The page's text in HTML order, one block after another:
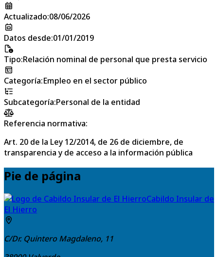
Actualizado:08/06/2026
Datos desde:01/01/2019
Tipo:Relación nominal de personal que presta servicio
Categoría:Empleo en el sector público
Subcategoría:Personal de la entidad
Referencia normativa:
Art. 20 de la Ley 12/2014, de 26 de diciembre, de
transparencia y de acceso a la información pública
Pie de página
Cabildo Insular de
El Hierro
C/Dr. Quintero Magdaleno, 11